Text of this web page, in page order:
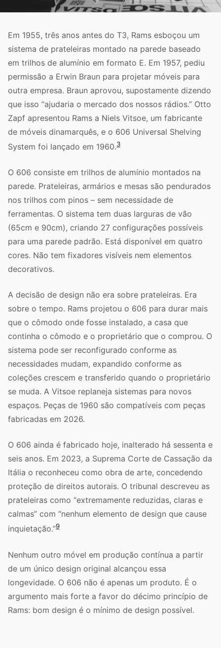
Em 1955, três anos antes do T3, Rams esboçou um
sistema de prateleiras montado na parede baseado
em trilhos de alumínio em formato E. Em 1957, pediu
permissão a Erwin Braun para projetar móveis para
outra empresa. Braun aprovou, supostamente dizendo
que isso “ajudaria o mercado dos nossos rádios.” Otto
Zapf apresentou Rams a Niels Vitsoe, um fabricante
de móveis dinamarquês, e o 606 Universal Shelving
System foi lançado em 1960.3
O 606 consiste em trilhos de alumínio montados na
parede. Prateleiras, armários e mesas são pendurados
nos trilhos com pinos – sem necessidade de
ferramentas. O sistema tem duas larguras de vão
(65cm e 90cm), criando 27 configurações possíveis
para uma parede padrão. Está disponível em quatro
cores. Não tem fixadores visíveis nem elementos
decorativos.
A decisão de design não era sobre prateleiras. Era
sobre o tempo. Rams projetou o 606 para durar mais
que o cômodo onde fosse instalado, a casa que
continha o cômodo e o proprietário que o comprou. O
sistema pode ser reconfigurado conforme as
necessidades mudam, expandido conforme as
coleções crescem e transferido quando o proprietário
se muda. A Vitsoe replaneja sistemas para novos
espaços. Peças de 1960 são compatíveis com peças
fabricadas em 2026.
O 606 ainda é fabricado hoje, inalterado há sessenta e
seis anos. Em 2023, a Suprema Corte de Cassação da
Itália o reconheceu como obra de arte, concedendo
proteção de direitos autorais. O tribunal descreveu as
prateleiras como “extremamente reduzidas, claras e
calmas” com “nenhum elemento de design que cause
inquietação.”9
Nenhum outro móvel em produção contínua a partir
de um único design original alcançou essa
longevidade. O 606 não é apenas um produto. É o
argumento mais forte a favor do décimo princípio de
Rams: bom design é o mínimo de design possível.